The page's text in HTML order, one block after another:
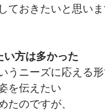
ておきたいと思いま
方は多かった
うニーズに応える形
を伝えたい
たのですが、